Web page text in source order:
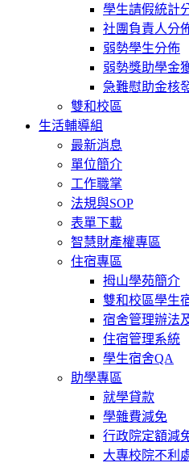
學生請假統計
社團負責人分
弱勢學生分佈
弱勢獎助學金
急難慰助金核
雙和校區
生活輔導組
最新消息
單位簡介
工作職掌
法規與SOP
表單下載
智慧財產權專區
住宿專區
拇山學苑簡介
雙和校區學生
宿舍管理辦法
住宿管理系統
學生宿舍QA
助學專區
就學貸款
學雜費減免
行政院定額減
大專校院不利